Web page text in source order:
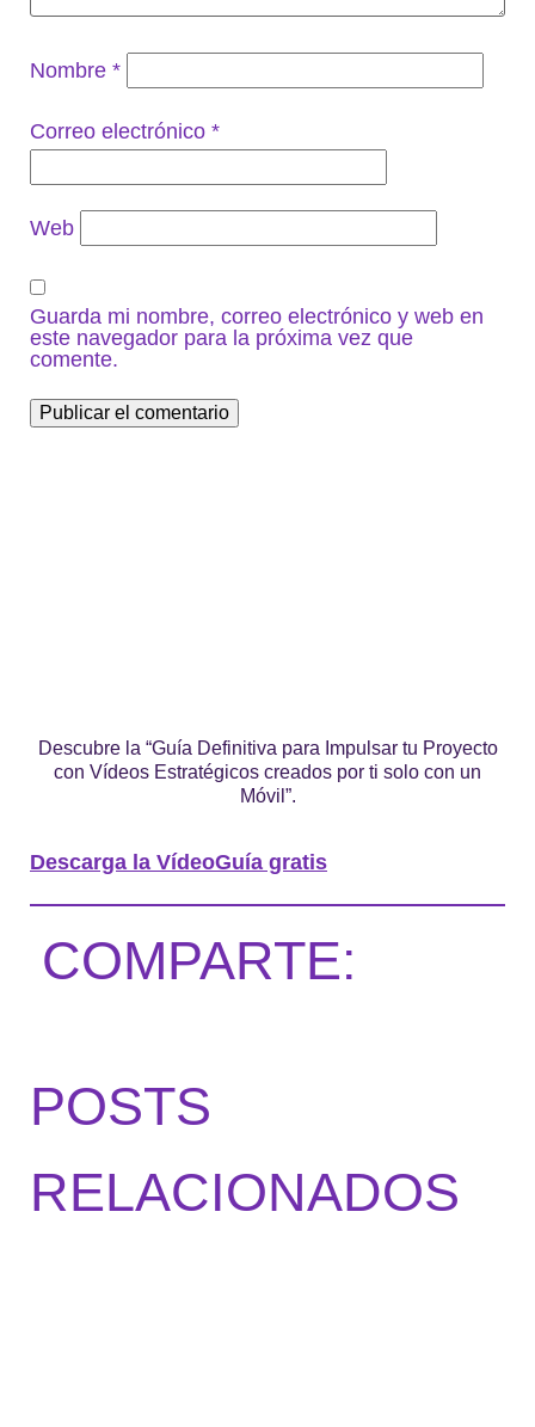
Nombre *
Correo electrónico *
Web
Guarda mi nombre, correo electrónico y web en
este navegador para la próxima vez que
comente.
Descubre la “Guía Definitiva para Impulsar tu Proyecto
con Vídeos Estratégicos creados por ti solo con un
Móvil”.
Descarga la VídeoGuía gratis
COMPARTE:
POSTS
RELACIONADOS